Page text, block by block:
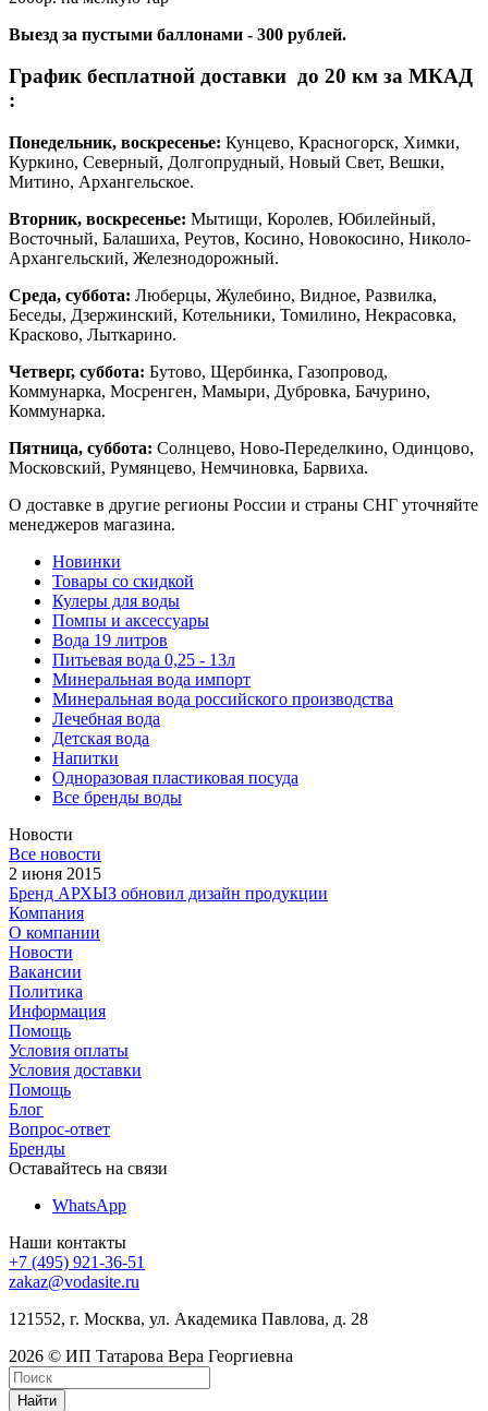
Выезд за пустыми баллонами - 300 рублей.
График бесплатной доставки до 20 км за МКАД
:
Понедельник, воскресенье: Кунцево, Красногорск, Химки,
Куркино, Северный, Долгопрудный, Новый Свет, Вешки,
Митино, Архангельское.
Вторник, воскресенье: Мытищи, Королев, Юбилейный,
Восточный, Балашиха, Реутов, Косино, Новокосино, Николо-
Архангельский, Железнодорожный.
Среда, суббота: Люберцы, Жулебино, Видное, Развилка,
Беседы, Дзержинский, Котельники, Томилино, Некрасовка,
Красково, Лыткарино.
Четверг, суббота: Бутово, Щербинка, Газопровод,
Коммунарка, Мосренген, Мамыри, Дубровка, Бачурино,
Коммунарка.
Пятница, суббота: Солнцево, Ново-Переделкино, Одинцово,
Московский, Румянцево, Немчиновка, Барвиха.
О доставке в другие регионы России и страны СНГ уточняйте
менеджеров магазина.
Новинки
Товары со скидкой
Кулеры для воды
Помпы и аксессуары
Вода 19 литров
Питьевая вода 0,25 - 13л
Минеральная вода импорт
Минеральная вода российского производства
Лечебная вода
Детская вода
Напитки
Одноразовая пластиковая посуда
Все бренды воды
Новости
Все новости
2 июня 2015
Бренд АРХЫЗ обновил дизайн продукции
Компания
О компании
Новости
Вакансии
Политика
Информация
Помощь
Условия оплаты
Условия доставки
Помощь
Блог
Вопрос-ответ
Бренды
Оставайтесь на связи
WhatsApp
Наши контакты
+7 (495) 921-36-51
zakaz@vodasite.ru
121552, г. Москва, ул. Академика Павлова, д. 28
2026 © ИП Татарова Вера Георгиевна
Найти